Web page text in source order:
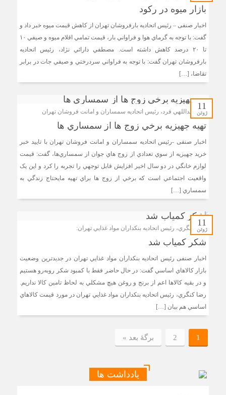
بازار ميوه در رکود
اخبار صنفی – رئيس اتحاديه بارفروشان تهران از کاهش قيمت ميوه خبر داد و
گفت: با توجه به گرماي هوا و فراواني بار، قيمت تمامي اقلام ميوه و صيفي ۱۰
تا ۲۰ درصد کاهش داشته است. مصطفي دارائي نژاد، رئيس اتحاديه
بارفروشان تهران گفت: با توجه به فراواني سردرختي و صيفي جات در برابر
تقاضا، […]
11
ژوئن
داود عبداللهي فرد، رئيس اتحاديه سمساران و امانت فروشان تهران
تهيه جهيزيه برخي زوج ‌ها از سمساري ‌ها
اخبار صنفی -رئيس اتحاديه سمساران و امانت فروشان تهران با تاييد خبر
خريد جهيزيه از سوي تعدادي از زوج‌ هاي جوان از سمساري‌ها، گفت: قيمت
لوازم خانگي در دو سال اخير افزايش قابل توجهي را تجربه را کرد و اين يک
واقعيت اجتماعي است که برخي از زوج ‌ها براي تهيه مايحتاج زندگي به
سمساري‌ […]
11
ژوئن
رضا کنگري، رئيس اتحاديه بنکداران مواد غذايي تهران:
شکر کمیاب شد
اخبار صنفی رئيس اتحاديه بنکداران مواد غذايي تهران در جديدترين وضعيت
بازار کالاهاي اساسي گفت: در حال حاضر فقط با کمبود شکر روبه‌رو هستيم
و در بقيه کالاها اعم از برنج و روغن هيچ مشکلي به لحاظ تامين کالا نداريم.
رضا کنگري، رئيس اتحاديه بنکداران مواد غذايي تهران در مورد قيمت کالاهاي
اساسي هم بيان […]
1
2 برگهٔ بعد »
یادداشت ها